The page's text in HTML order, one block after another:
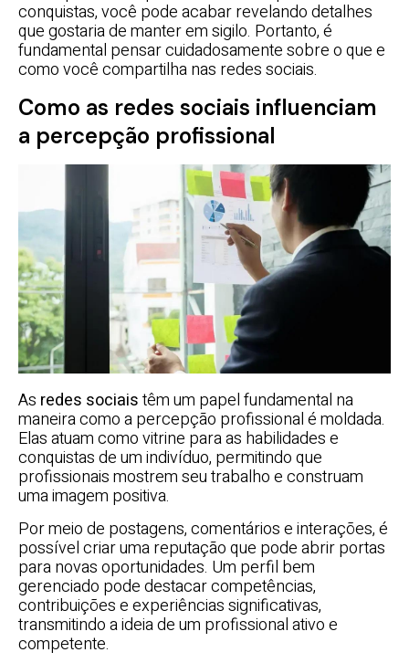
conquistas, você pode acabar revelando detalhes
que gostaria de manter em sigilo. Portanto, é
fundamental pensar cuidadosamente sobre o que e
como você compartilha nas redes sociais.
Como as redes sociais influenciam
a percepção profissional
As redes sociaistêm um papel fundamental na
maneira como a percepção profissional é moldada.
Elas atuam como vitrine para as habilidades e
conquistas de um indivíduo, permitindo que
profissionais mostrem seu trabalho e construam
uma imagem positiva.
Por meio de postagens, comentários e interações, é
possível criar uma reputação que pode abrir portas
para novas oportunidades. Um perfil bem
gerenciado pode destacar competências,
contribuições e experiências significativas,
transmitindo a ideia de um profissional ativo e
competente.